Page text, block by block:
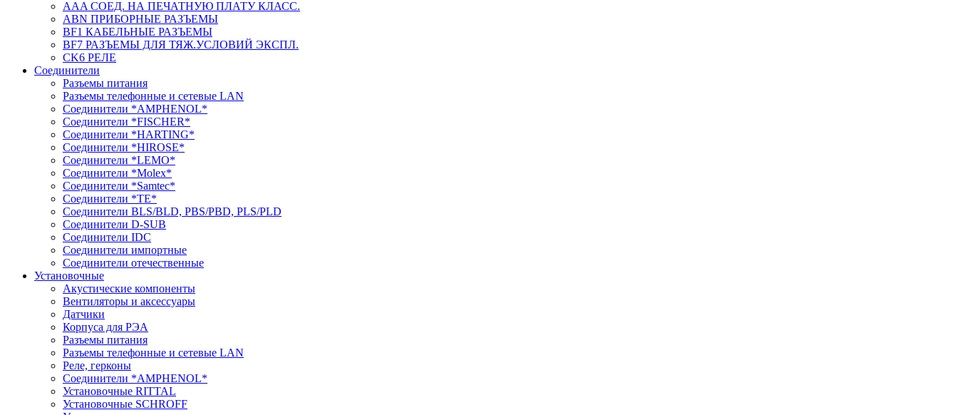
AAA СОЕД. НА ПЕЧАТНУЮ ПЛАТУ КЛАСС.
ABN ПРИБОРНЫЕ РАЗЪЕМЫ
BF1 КАБЕЛЬНЫЕ РАЗЪЕМЫ
BF7 РАЗЪЕМЫ ДЛЯ ТЯЖ.УСЛОВИЙ ЭКСПЛ.
CK6 РЕЛЕ
Соединители
Разъемы питания
Разъемы телефонные и сетевые LAN
Соединители *AMPHENOL*
Соединители *FISCHER*
Соединители *HARTING*
Соединители *HIROSE*
Соединители *LEMO*
Соединители *Molex*
Соединители *Samtec*
Соединители *TE*
Соединители BLS/BLD, PBS/PBD, PLS/PLD
Соединители D-SUB
Соединители IDC
Соединители импортные
Соединители отечественные
Установочные
Акустические компоненты
Вентиляторы и аксессуары
Датчики
Корпуса для РЭА
Разъемы питания
Разъемы телефонные и сетевые LAN
Реле, герконы
Соединители *AMPHENOL*
Установочные RITTAL
Установочные SCHROFF